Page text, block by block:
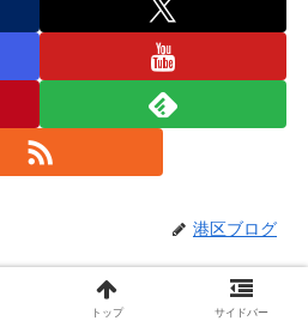
港区ブログ
TOKYO NODE 開館記念企画 第
一弾 “Syn : 身体感覚の新たな地
トップ サイドバー